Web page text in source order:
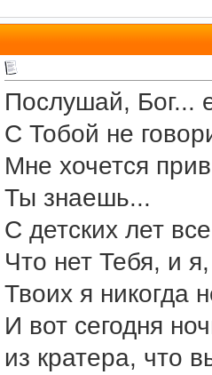
Послушай, Бог...
С Тобой не
Мне хочется
Ты знаешь...
С детских лет
Что нет Тебя, и
Твоих я никогда
И вот сегодня
из кратера, что